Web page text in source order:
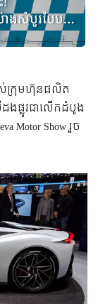
ស់​ក្រុមហ៊ុន​ផលិត​
ង​ផ្លូវ​ជា​លើក​ដំបូង
Motor Show រួច​